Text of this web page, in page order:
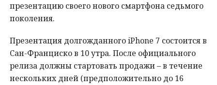
презентацию своего нового смартфона седьмого
поколения.
Презентация долгожданного iPhone 7 состоится в
Сан-Франциско в 10 утра. После официального
релиза должны стартовать продажи – в течение
нескольких дней (предположительно до 16